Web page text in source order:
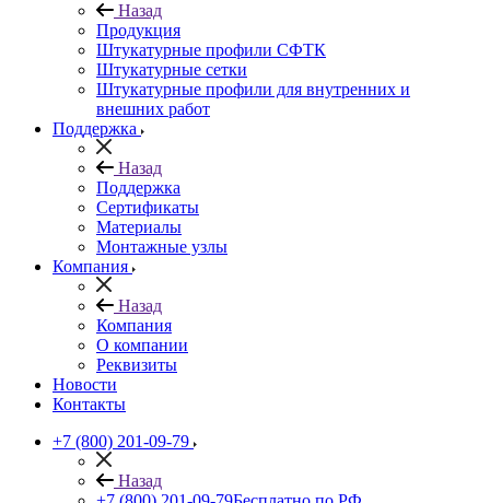
Назад
Продукция
Штукатурные профили СФТК
Штукатурные сетки
Штукатурные профили для внутренних и
внешних работ
Поддержка
Назад
Поддержка
Сертификаты
Материалы
Монтажные узлы
Компания
Назад
Компания
О компании
Реквизиты
Новости
Контакты
+7 (800) 201-09-79
Назад